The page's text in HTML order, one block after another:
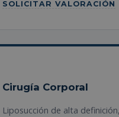
SOLICITAR VALORACIÓN
Cirugía Corporal
Liposucción de alta definición,